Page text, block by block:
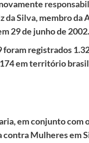
da Silva, membro da
29 de junho de 2002.
foram registrados
em território
em conjunto
Mulheres em